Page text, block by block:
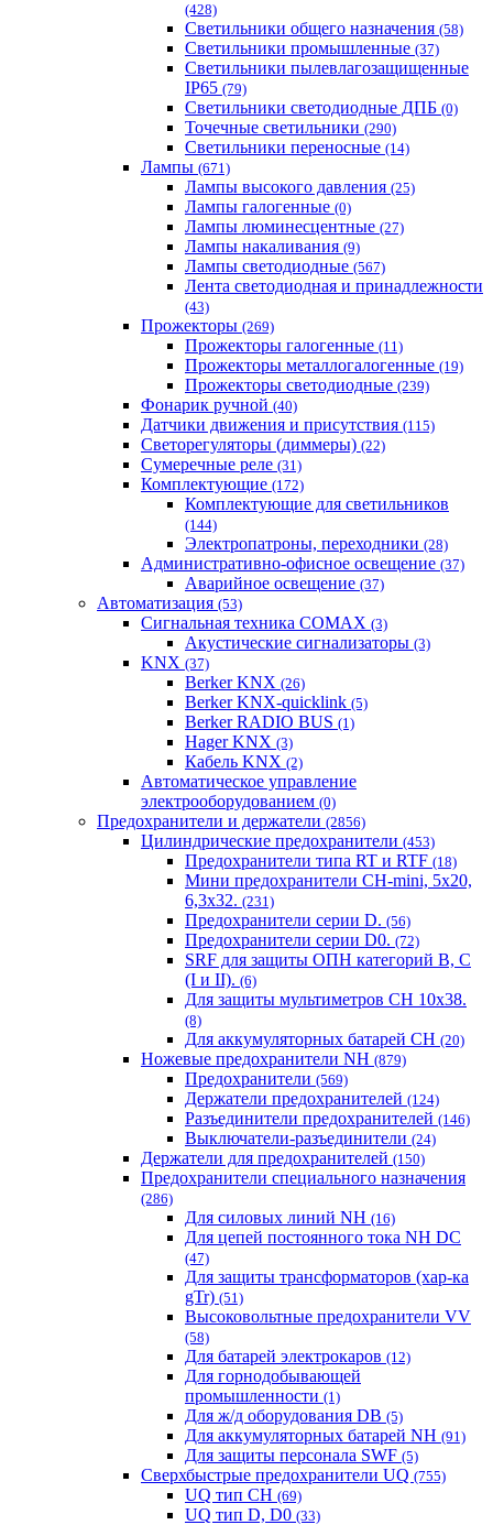
(428)
Светильники общего назначения (58)
Светильники промышленные (37)
Светильники пылевлагозащищенные
IP65 (79)
Светильники светодиодные ДПБ (0)
Точечные светильники (290)
Светильники переносные (14)
Лампы (671)
Лампы высокого давления (25)
Лампы галогенные (0)
Лампы люминесцентные (27)
Лампы накаливания (9)
Лампы светодиодные (567)
Лента светодиодная и принадлежности
(43)
Прожекторы (269)
Прожекторы галогенные (11)
Прожекторы металлогалогенные (19)
Прожекторы светодиодные (239)
Фонарик ручной (40)
Датчики движения и присутствия (115)
Светорегуляторы (диммеры) (22)
Сумеречные реле (31)
Комплектующие (172)
Комплектующие для светильников
(144)
Электропатроны, переходники (28)
Административно-офисное освещение (37)
Аварийное освещение (37)
Автоматизация (53)
Сигнальная техника COMAX (3)
Акустические сигнализаторы (3)
KNX (37)
Berker KNX (26)
Berker KNX-quicklink (5)
Berker RADIO BUS (1)
Hager KNX (3)
Кабель KNX (2)
Автоматическое управление
электрооборудованием (0)
Предохранители и держатели (2856)
Цилиндрические предохранители (453)
Предохранители типа RT и RTF (18)
Мини предохранители CH-mini, 5x20,
6,3x32. (231)
Предохранители серии D. (56)
Предохранители серии D0. (72)
SRF для защиты ОПН категорий B, C
(I и II). (6)
Для защиты мультиметров CH 10х38.
(8)
Для аккумуляторных батарей CH (20)
Ножевые предохранители NH (879)
Предохранители (569)
Держатели предохранителей (124)
Разъединители предохранителей (146)
Выключатели-разъединители (24)
Держатели для предохранителей (150)
Предохранители специального назначения
(286)
Для силовых линий NH (16)
Для цепей постоянного тока NH DC
(47)
Для защиты трансформаторов (хар-ка
gTr) (51)
Высоковольтные предохранители VV
(58)
Для батарей электрокаров (12)
Для горнодобывающей
промышленности (1)
Для ж/д оборудования DB (5)
Для аккумуляторных батарей NH (91)
Для защиты персонала SWF (5)
Сверхбыстрые предохранители UQ (755)
UQ тип CH (69)
UQ тип D, D0 (33)